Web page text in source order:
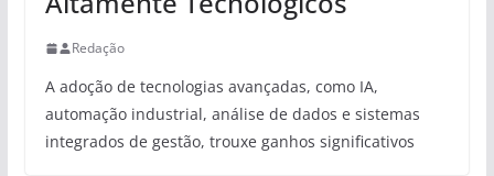
Redação
A adoção de tecnologias avançadas, como IA,
automação industrial, análise de dados e sistemas
integrados de gestão, trouxe ganhos significativos